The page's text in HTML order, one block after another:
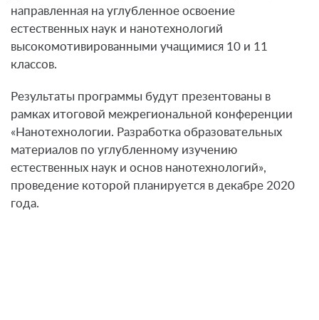
направленная на углубленное освоение
естественных наук и нанотехнологий
высокомотивированными учащимися 10 и 11
классов.
Результаты программы будут презентованы в
рамках итоговой межрегиональной конференции
«Нанотехнологии. Разработка образовательных
материалов по углубленному изучению
естественных наук и основ нанотехнологий»,
проведение которой планируется в декабре 2020
года.